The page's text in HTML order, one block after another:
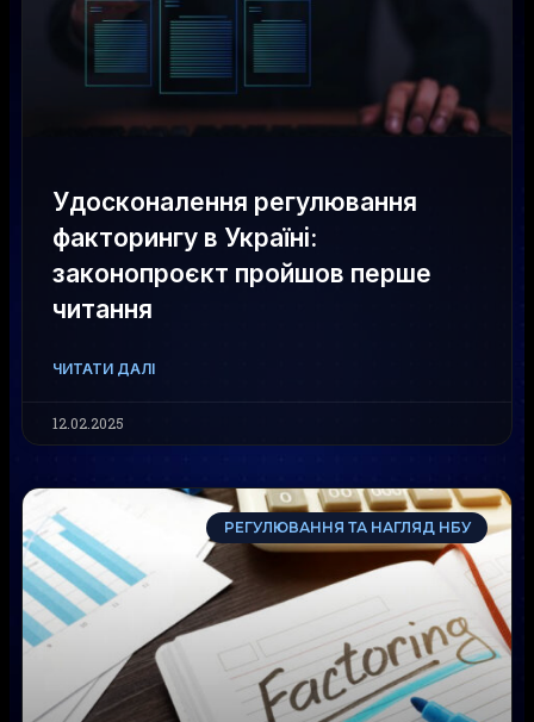
Удосконалення регулювання
факторингу в Україні:
законопроєкт пройшов перше
читання
ЧИТАТИ ДАЛІ
12.02.2025
РЕГУЛЮВАННЯ ТА НАГЛЯД НБУ